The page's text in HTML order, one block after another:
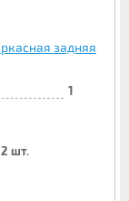
задняя
1
2 шт.